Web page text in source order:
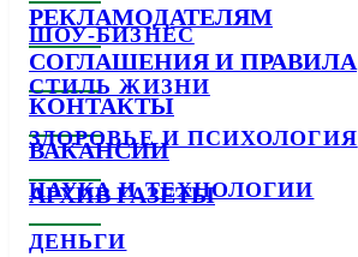
ШОУ-БИЗНЕС
СТИЛЬ ЖИЗНИ
ЗДОРОВЬЕ И ПСИХОЛОГИЯ
НАУКА И ТЕХНОЛОГИИ
ДЕНЬГИ
РЕКЛАМОДАТЕЛЯМ
СОГЛАШЕНИЯ И ПРАВИЛА
КОНТАКТЫ
ВАКАНСИИ
АРХИВ ГАЗЕТЫ